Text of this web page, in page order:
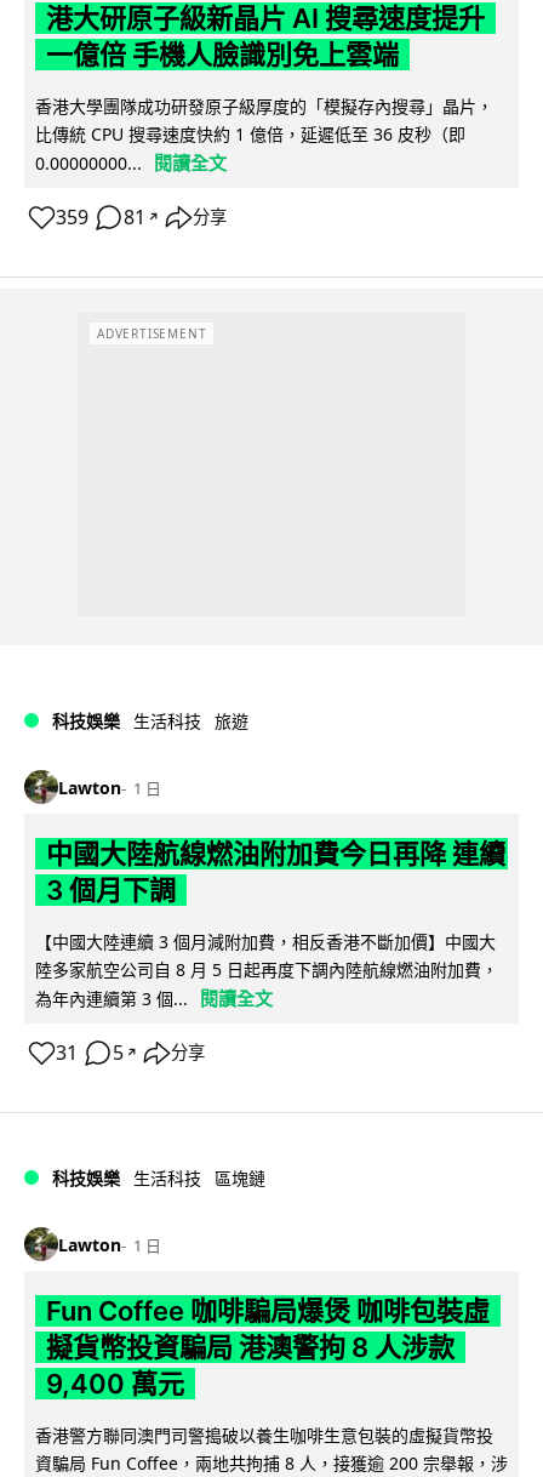
港大研原子級新晶片 AI 搜尋速度提升
一億倍 手機人臉識別免上雲端
香港大學團隊成功研發原子級厚度的「模擬存內搜尋」晶片，
比傳統 CPU 搜尋速度快約 1 億倍，延遲低至 36 皮秒（即
0.00000000...
閱讀全文
359 81 ↗ 分享
ADVERTISEMENT
科技娛樂 生活科技 旅遊
Lawton 1 日
中國大陸航線燃油附加費今日再降 連續
3 個月下調
【中國大陸連續 3 個月減附加費，相反香港不斷加價】中國大
陸多家航空公司自 8 月 5 日起再度下調內陸航線燃油附加費，
為年內連續第 3 個...
閱讀全文
31 5 ↗ 分享
科技娛樂 生活科技 區塊鏈
Lawton 1 日
Fun Coffee 咖啡騙局爆煲 咖啡包裝虛
擬貨幣投資騙局 港澳警拘 8 人涉款
9,400 萬元
香港警方聯同澳門司警搗破以養生咖啡生意包裝的虛擬貨幣投
資騙局 Fun Coffee，兩地共拘捕 8 人，接獲逾 200 宗舉報，涉